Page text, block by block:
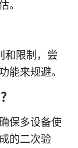
。
和限制，尝
能来规避。
保多设备使
的二次验